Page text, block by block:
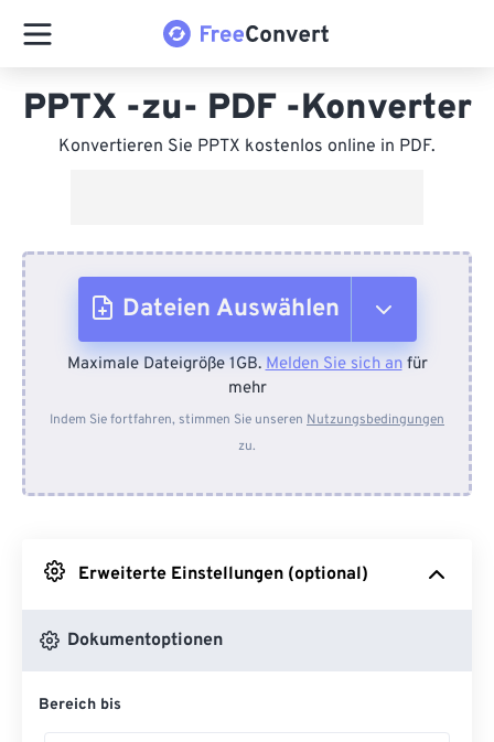
PPTX -zu- PDF -Konverter
Konvertieren Sie PPTX kostenlos online in PDF.
Dateien Auswählen
Vom Gerät
Von Dropbox
Maximale Dateigröße 1GB.Melden Sie sich anfür
mehr
Indem Sie fortfahren, stimmen Sie unseren Nutzungsbedingungen
zu.
Erweiterte Einstellungen (optional)
Dokumentoptionen
Bereich bis